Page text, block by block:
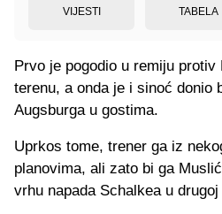
VIJESTI TABELA
Prvo je pogodio u remiju protiv
terenu, a onda je i sinoć donio
Augsburga u gostima.
Uprkos tome, trener ga iz
planovima, ali zato bi ga
vrhu napada Schalkea u